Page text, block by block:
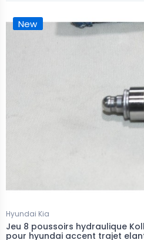
New
Hyundai Kia
Jeu 8 poussoirs hydraulique
pour hyundai accent trajet